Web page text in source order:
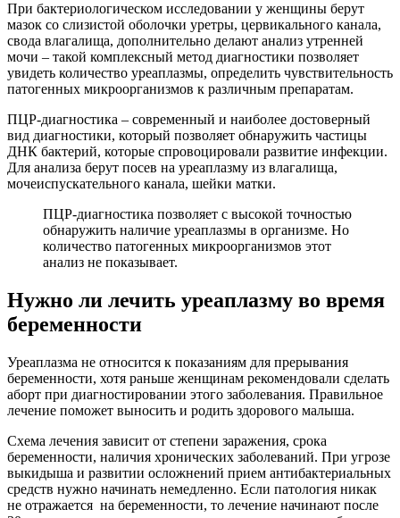
При бактериологическом исследовании у женщины берут
мазок со слизистой оболочки уретры, цервикального канала,
свода влагалища, дополнительно делают анализ утренней
мочи – такой комплексный метод диагностики позволяет
увидеть количество уреаплазмы, определить чувствительность
патогенных микроорганизмов к различным препаратам.
ПЦР-диагностика – современный и наиболее достоверный
вид диагностики, который позволяет обнаружить частицы
ДНК бактерий, которые спровоцировали развитие инфекции.
Для анализа берут посев на уреаплазму из влагалища,
мочеиспускательного канала, шейки матки.
ПЦР-диагностика позволяет с высокой точностью
обнаружить наличие уреаплазмы в организме. Но
количество патогенных микроорганизмов этот
анализ не показывает.
Нужно ли лечить уреаплазму во время
беременности
Уреаплазма не относится к показаниям для прерывания
беременности, хотя раньше женщинам рекомендовали сделать
аборт при диагностировании этого заболевания. Правильное
лечение поможет выносить и родить здорового малыша.
Схема лечения зависит от степени заражения, срока
беременности, наличия хронических заболеваний. При угрозе
выкидыша и развитии осложнений прием антибактериальных
средств нужно начинать немедленно. Если патология никак
не отражается на беременности, то лечение начинают после